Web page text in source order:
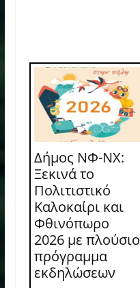
Δήμος ΝΦ-ΝΧ:
Ξεκινά το
Πολιτιστικό
Καλοκαίρι και
Φθινόπωρο
2026 με πλούσιο
πρόγραμμα
εκδηλώσεων